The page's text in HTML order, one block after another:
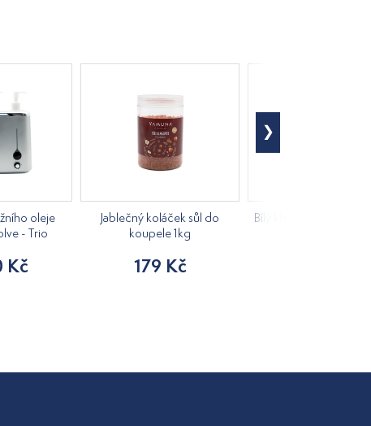
oleje
- Trio
Kč
Jablečný koláček sůl do
koupele 1kg
179 Kč
Bílý klobouk do sauny